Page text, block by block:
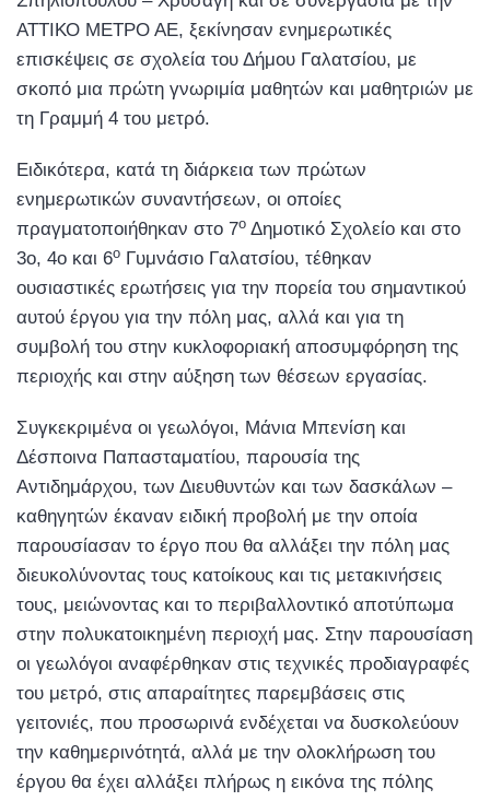
ΑΤΤΙΚΟ ΜΕΤΡΟ ΑΕ, ξεκίνησαν ενημερωτικές
επισκέψεις σε σχολεία του Δήμου Γαλατσίου, με
σκοπό μια πρώτη γνωριμία μαθητών και μαθητριών με
τη Γραμμή 4 του μετρό.
Ειδικότερα, κατά τη διάρκεια των πρώτων
ενημερωτικών συναντήσεων, οι οποίες
πραγματοποιήθηκαν στο 7ο Δημοτικό Σχολείο και στο
3ο, 4ο και 6ο Γυμνάσιο Γαλατσίου, τέθηκαν
ουσιαστικές ερωτήσεις για την πορεία του σημαντικού
αυτού έργου για την πόλη μας, αλλά και για τη
συμβολή του στην κυκλοφοριακή αποσυμφόρηση της
περιοχής και στην αύξηση των θέσεων εργασίας.
Συγκεκριμένα οι γεωλόγοι, Μάνια Μπενίση και
Δέσποινα Παπασταματίου, παρουσία της
Αντιδημάρχου, των Διευθυντών και των δασκάλων –
καθηγητών έκαναν ειδική προβολή με την οποία
παρουσίασαν το έργο που θα αλλάξει την πόλη μας
διευκολύνοντας τους κατοίκους και τις μετακινήσεις
τους, μειώνοντας και το περιβαλλοντικό αποτύπωμα
στην πολυκατοικημένη περιοχή μας. Στην παρουσίαση
οι γεωλόγοι αναφέρθηκαν στις τεχνικές προδιαγραφές
του μετρό, στις απαραίτητες παρεμβάσεις στις
γειτονιές, που προσωρινά ενδέχεται να δυσκολεύουν
την καθημερινότητά, αλλά με την ολοκλήρωση του
έργου θα έχει αλλάξει πλήρως η εικόνα της πόλης